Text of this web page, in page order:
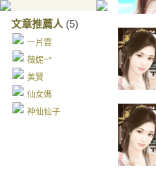
文章推薦人 (5)
一片雲
薇妮~*
美賢
仙女媽
神仙仙子